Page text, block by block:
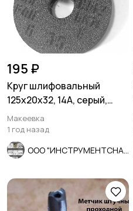
195 ₽
Круг шлифовальный
125х20х32, 14А, серый,
среднее зерно, ГОСТ
2424-83.
Макеевка
1 год назад